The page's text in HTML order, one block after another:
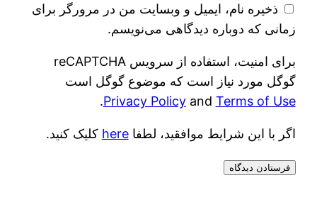
ذخیره نام، ایمیل و وبسایت من در مرورگر برای
زمانی که دوباره دیدگاهی می‌نویسم.
برای امنیت، استفاده از سرویس reCAPTCHA
گوگل مورد نیاز است که موضوع گوگل است
Privacy Policyand Terms of Use
.
اگر با این شرایط موافقید، لطفاhere کلیک کنید.